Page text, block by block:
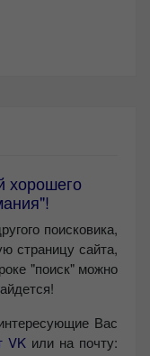
хорошего
поисковика,
страницу сайта,
"поиск" можно
Вас
VKили на почту: